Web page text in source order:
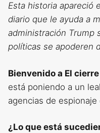
Esta historia apareció
diario que le ayuda a
administración Trump
políticas se apoderen
Bienvenido a El
está poniendo a un
agencias de
¿Lo que está